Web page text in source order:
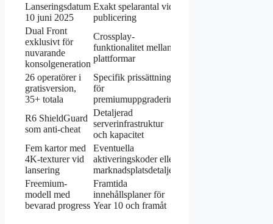
Lanseringsdatum
10 juni 2025
Exakt spelarantal vid
publicering
Dual Front
exklusivt för
nuvarande
konsolgeneration
Crossplay-
funktionalitet mellan
plattformar
26 operatörer i
gratisversion,
35+ totala
Specifik prissättning
för
premiumuppgradering
R6 ShieldGuard
som anti-cheat
Detaljerad
serverinfrastruktur
och kapacitet
Fem kartor med
4K-texturer vid
lansering
Eventuella
aktiveringskoder eller
marknadsplatsdetaljer
Freemium-
modell med
bevarad progress
Framtida
innehållsplaner för
Year 10 och framåt